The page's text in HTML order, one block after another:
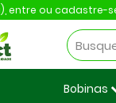
entre ou cadastre-
Bobinas